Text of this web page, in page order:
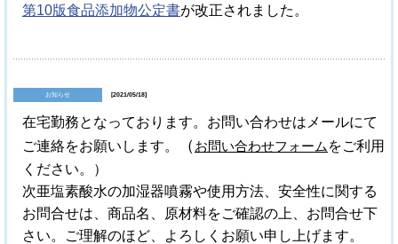
第10版食品添加物公定書が改正されました。
お知らせ [2021/05/18]
在宅勤務となっております。お問い合わせはメールにて
ご連絡をお願いします。
（ お問い合わせフォーム をご利用
ください。）
次亜塩素酸水の加湿器噴霧や使用方法、安全性に関する
お問合せは、商品名、原材料をご確認の上、お問合せ下
さい。ご理解のほど、よろしくお願い申し上げます。